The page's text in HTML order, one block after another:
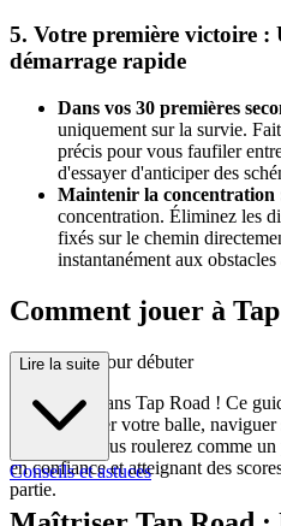
5. Votre première victoire :
démarrage rapide
Dans vos 30 premières
uniquement sur la survie.
précis pour vous faufiler
d'essayer d'anticiper des
Maintenir la concentration
concentration. Éliminez les
fixés sur le chemin
instantanément aux obstacles
Comment jouer à
de complet pour débuter
Bienvenue dans Tap Road ! Ce
pour contrôler votre balle,
obstacles. Vous roulerez comme
en confiance et atteignant des
partie.
Lire la suite
Conseils et astuces